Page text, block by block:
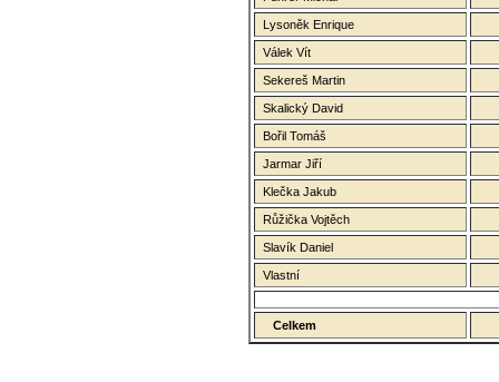
Lysoněk Enrique
Válek Vít
Sekereš Martin
Skalický David
Bořil Tomáš
Jarmar Jiří
Klečka Jakub
Růžička Vojtěch
Slavík Daniel
Vlastní
Celkem